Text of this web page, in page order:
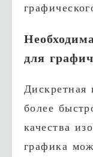
для
Дискретная
более
качества
графика